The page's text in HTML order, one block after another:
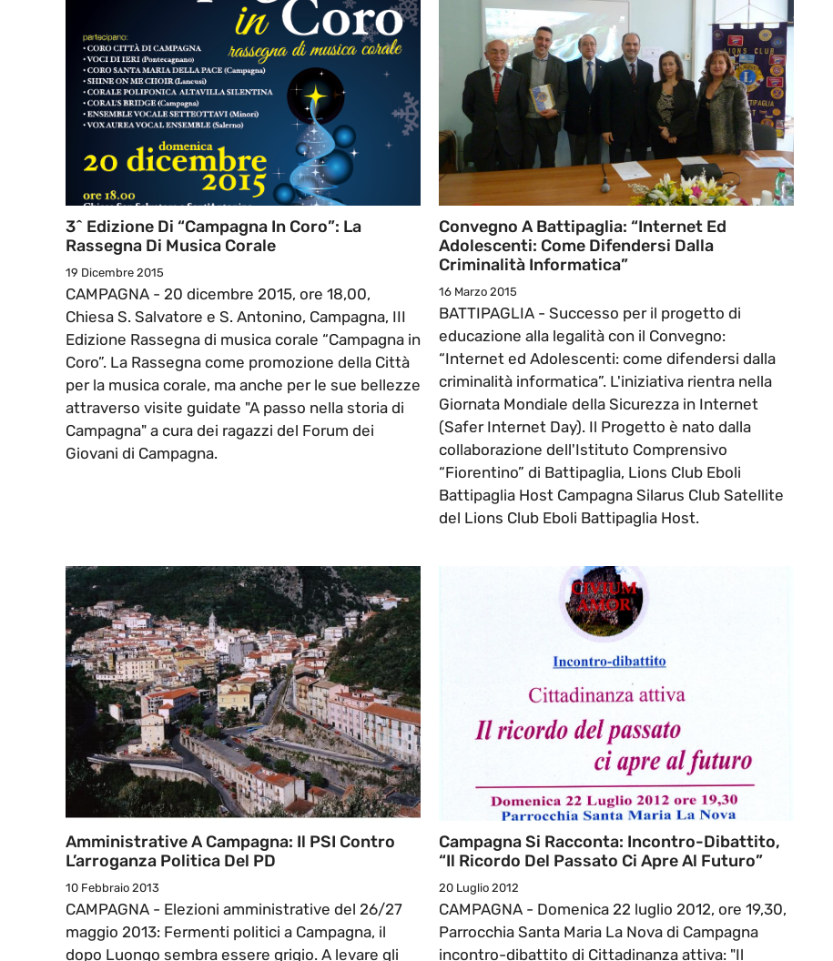
3^ Edizione Di “Campagna In Coro”: La
Rassegna Di Musica Corale
19 Dicembre 2015
CAMPAGNA - 20 dicembre 2015, ore 18,00,
Chiesa S. Salvatore e S. Antonino, Campagna, III
Edizione Rassegna di musica corale “Campagna in
Coro”. La Rassegna come promozione della Città
per la musica corale, ma anche per le sue bellezze
attraverso visite guidate "A passo nella storia di
Campagna" a cura dei ragazzi del Forum dei
Giovani di Campagna.
Convegno A Battipaglia: “Internet Ed
Adolescenti: Come Difendersi Dalla
Criminalità Informatica”
16 Marzo 2015
BATTIPAGLIA - Successo per il progetto di
educazione alla legalità con il Convegno:
“Internet ed Adolescenti: come difendersi dalla
criminalità informatica”. L'iniziativa rientra nella
Giornata Mondiale della Sicurezza in Internet
(Safer Internet Day). Il Progetto è nato dalla
collaborazione dell'Istituto Comprensivo
“Fiorentino” di Battipaglia, Lions Club Eboli
Battipaglia Host Campagna Silarus Club Satellite
del Lions Club Eboli Battipaglia Host.
Amministrative A Campagna: Il PSI Contro
L’arroganza Politica Del PD
10 Febbraio 2013
CAMPAGNA - Elezioni amministrative del 26/27
maggio 2013: Fermenti politici a Campagna, il
dopo Luongo sembra essere grigio. A levare gli
Campagna Si Racconta: Incontro-Dibattito,
“Il Ricordo Del Passato Ci Apre Al Futuro”
20 Luglio 2012
CAMPAGNA - Domenica 22 luglio 2012, ore 19,30,
Parrocchia Santa Maria La Nova di Campagna
incontro-dibattito di Cittadinanza attiva: "Il